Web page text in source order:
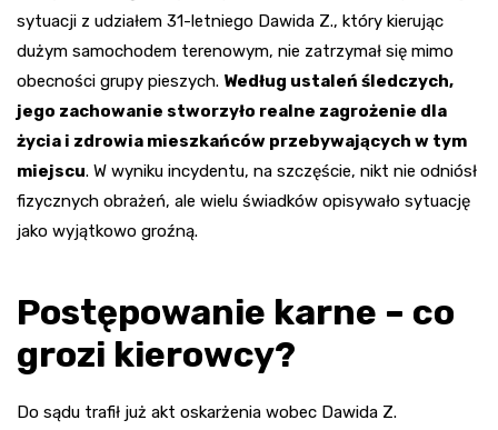
sytuacji z udziałem 31-letniego Dawida Z., który kierując
dużym samochodem terenowym, nie zatrzymał się mimo
obecności grupy pieszych. Według ustaleń śledczych,
jego zachowanie stworzyło realne zagrożenie dla
życia i zdrowia mieszkańców przebywających w tym
miejscu. W wyniku incydentu, na szczęście, nikt nie odniósł
fizycznych obrażeń, ale wielu świadków opisywało sytuację
jako wyjątkowo groźną.
Postępowanie karne – co
grozi kierowcy?
Do sądu trafił już akt oskarżenia wobec Dawida Z.